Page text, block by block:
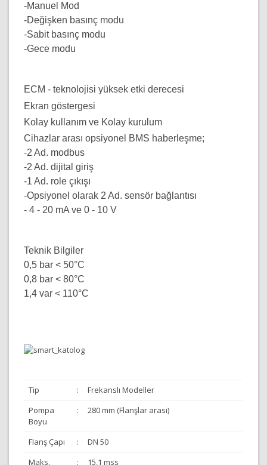
-Manuel Mod
-Değişken basınç modu
-Sabit basınç modu
-Gece modu
ECM - teknolojisi yüksek etki derecesi
Ekran göstergesi
Kolay kullanım ve Kolay kurulum
Cihazlar arası opsiyonel BMS haberleşme;
-2 Ad. modbus
-2 Ad. dijital giriş
-1 Ad. role çıkışı
-Opsiyonel olarak 2 Ad. sensör bağlantısı
- 4 - 20 mA ve 0 - 10 V
Teknik Bilgiler
0,5 bar < 50°C
0,8 bar < 80°C
1,4 var < 110°C
Tip :
Frekanslı Modeller
Pompa
Boyu
: 280 mm (Flanşlar arası)
Flanş Çapı :
DN 50
Maks.
: 15,1 mss